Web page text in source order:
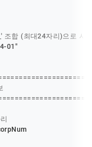
조합 (최대24자리)으로 사
01"